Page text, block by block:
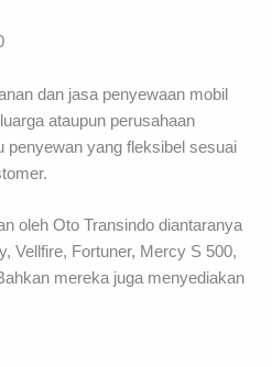
dan jasa penyewaan mobil
ataupun perusahaan
penyewan yang fleksibel sesuai
oleh Oto Transindo diantaranya
Vellfire, Fortuner, Mercy S 500,
mereka juga menyediakan